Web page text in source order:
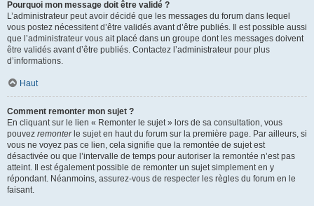
Pourquoi mon message doit être validé ?
L’administrateur peut avoir décidé que les messages du forum dans lequel
vous postez nécessitent d’être validés avant d’être publiés. Il est possible aussi
que l’administrateur vous ait placé dans un groupe dont les messages doivent
être validés avant d’être publiés. Contactez l’administrateur pour plus
d’informations.
Haut
Comment remonter mon sujet ?
En cliquant sur le lien « Remonter le sujet » lors de sa consultation, vous
pouvez remonterle sujet en haut du forum sur la première page. Par ailleurs, si
vous ne voyez pas ce lien, cela signifie que la remontée de sujet est
désactivée ou que l’intervalle de temps pour autoriser la remontée n’est pas
atteint. Il est également possible de remonter un sujet simplement en y
répondant. Néanmoins, assurez-vous de respecter les règles du forum en le
faisant.